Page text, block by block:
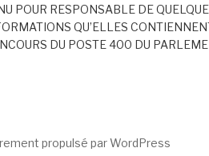
POUR RESPONSABLE DE
QU’ELLES
DU POSTE 400 DU
propulsé par WordPress